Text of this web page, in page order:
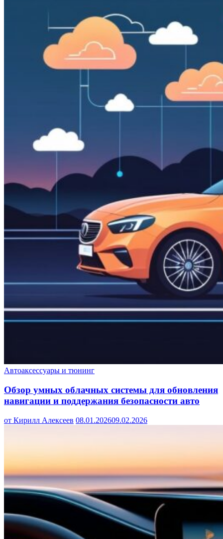
Автоаксессуары и тюнинг
Обзор умных облачных системы для обновления
навигации и поддержания безопасности авто
от Кирилл Алексеев 08.01.202609.02.2026